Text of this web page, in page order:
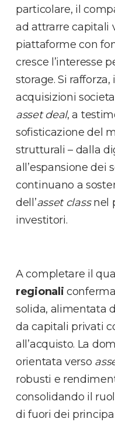
particolare, il
ad attrarre capitali
piattaforme con
cresce l’interesse
storage. Si
acquisizioni
asset deal, a
sofisticazione del
strutturali – dalla
all’espansione dei
continuano a
dell’asset classnel
investitori.
A completare il
regionali
solida, alimentata
da capitali privati
all’acquisto. La
orientata verso
robusti e
consolidando il
di fuori dei